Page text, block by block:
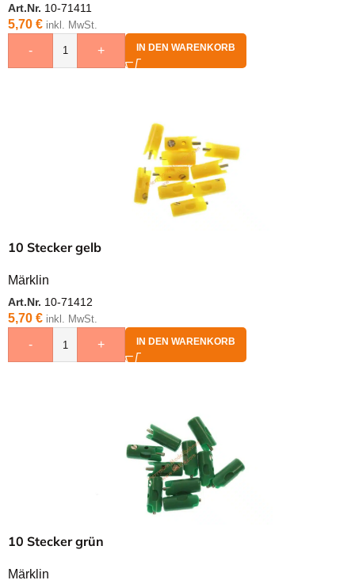
Art.Nr. 10-71411
5,70 € inkl. MwSt.
- + IN DEN WARENKORB
10 Stecker gelb
Märklin
Art.Nr. 10-71412
5,70 € inkl. MwSt.
- + IN DEN WARENKORB
10 Stecker grün
Märklin